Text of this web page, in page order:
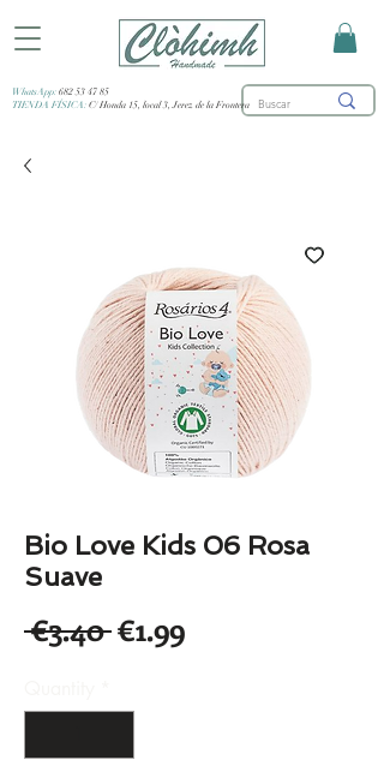
WhatsApp: 682 53 47 85
TIENDA FÍSICA: C/ Honda 15, local 3, Jerez de la Frontera
Bio Love Kids 06 Rosa
Suave
€3.40 Regular
€1.99Sale